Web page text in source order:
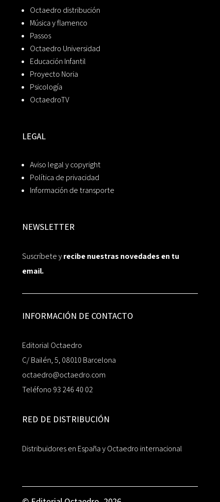
Octaedro distribución
Música y flamenco
Passos
Octaedro Universidad
Educación Infantil
Proyecto Noria
Psicología
OctaedroTV
LEGAL
Aviso legal y copyright
Política de privacidad
Información de transporte
NEWSLETTER
Suscríbete yrecibe nuestras novedades en tu
email.
INFORMACIÓN DE CONTACTO
Editorial Octaedro
C/ Bailén, 5, 08010 Barcelona
octaedro@octaedro.com
Teléfono 93 246 40 02
RED DE DISTRIBUCIÓN
Distribuidores en España y Octaedro internacional